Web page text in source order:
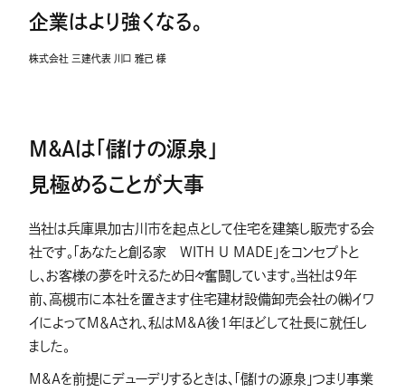
企業はより強くなる。
株式会社 三建代表 川口 雅己 様
M&Aは「儲けの源泉」
見極めることが大事
当社は兵庫県加古川市を起点として住宅を建築し販売する会
社です。「あなたと創る家 WITH U MADE」をコンセプトと
し、お客様の夢を叶えるため日々奮闘しています。当社は9年
前、高槻市に本社を置きます住宅建材設備卸売会社の㈱イワ
イによってM＆Aされ、私はM&A後1年ほどして社長に就任し
ました。
M&Aを前提にデューデリするときは、「儲けの源泉」つまり事業